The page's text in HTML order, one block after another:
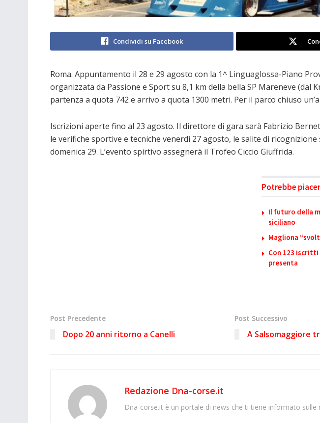
Condividi su Facebook
Roma. Appuntamento il 28 e 29 agosto con la 1^ Linguaglossa-Piano
organizzata da Passione e Sport su 8,1 km della bella SP Mareneve (dal
partenza a quota 742 e arrivo a quota 1300 metri. Per il parco chiuso
Iscrizioni aperte fino al 23 agosto. Il direttore di gara sarà Fabrizio
le verifiche sportive e tecniche venerdì 27 agosto, le salite di ricognizione
domenica 29. L’evento spirtivo assegnerà il Trofeo Ciccio Giuffrida.
Potrebbe
Il futuro della
siciliano
Magliona
Con 123 iscritti
presenta
Post Precedente
Dopo 20 anni ritorno a Canelli
Post Successivo
A Salsomaggiore
Redazione Dna-corse.it
Dna-corse.it è un portale di news che ti tiene informato